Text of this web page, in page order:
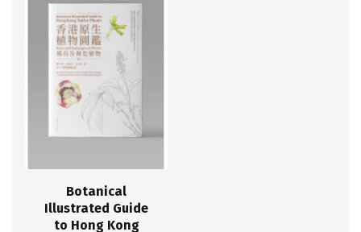
Botanical
Illustrated Guide
to Hong Kong